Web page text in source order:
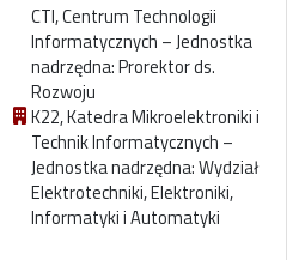
CTI, Centrum Technologii
Informatycznych – Jednostka
nadrzędna: Prorektor ds.
Rozwoju
K22, Katedra Mikroelektroniki i
Technik Informatycznych –
Jednostka nadrzędna: Wydział
Elektrotechniki, Elektroniki,
Informatyki i Automatyki